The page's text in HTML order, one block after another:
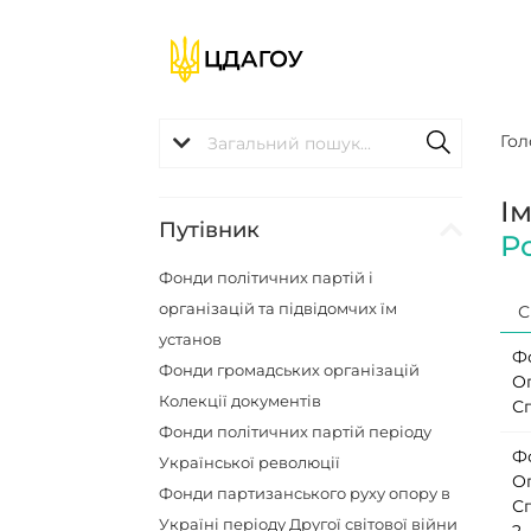
Путівник
Фонди політичних партій і
організацій та підвідомчих їм
установ
Фонди громадських організацій
Колекції документів
Фонди політичних партій періоду
Української революції
Фонди партизанського руху опору в
Україні періоду Другої світової війни